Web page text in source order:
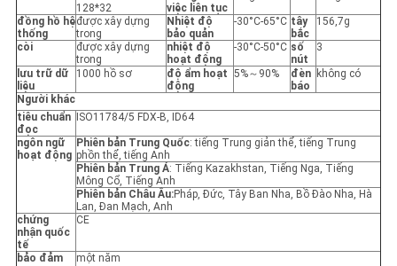
TRANG
WEB
PRIVACY
POLICY
128*32
việc liên tục
đồng hồ hệ
thống
được xây dựng
trong
Nhiệt độ
bảo quản
-30°C-65°C tây
bắc
156,7g
còi
được xây dựng
trong
nhiệt độ
hoạt động
-30°C-50°C số
nút
3
lưu trữ dữ
liệu
1000 hồ sơ
độ ẩm hoạt
động
5%～90%
đèn
báo
không có
Người khác
tiêu chuẩn
đọc
ISO11784/5 FDX-B, ID64
ngôn ngữ
hoạt động
Phiên bản Trung Quốc: tiếng Trung giản thể, tiếng Trung
phồn thể, tiếng Anh
Phiên bản Trung Á: Tiếng Kazakhstan, Tiếng Nga, Tiếng
Mông Cổ, Tiếng Anh
Phiên bản Châu Âu:Pháp, Đức, Tây Ban Nha, Bồ Đào Nha, Hà
Lan, Đan Mạch, Anh
chứng
nhận quốc
tế
CE
bảo đảm
một năm